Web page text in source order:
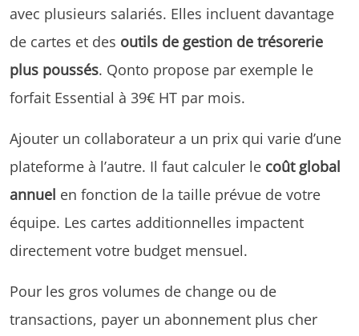
avec plusieurs salariés. Elles incluent davantage
de cartes et des outils de gestion de trésorerie
plus poussés. Qonto propose par exemple le
forfait Essential à 39€ HT par mois.
Ajouter un collaborateur a un prix qui varie d’une
plateforme à l’autre. Il faut calculer le coût global
annuel en fonction de la taille prévue de votre
équipe. Les cartes additionnelles impactent
directement votre budget mensuel.
Pour les gros volumes de change ou de
transactions, payer un abonnement plus cher